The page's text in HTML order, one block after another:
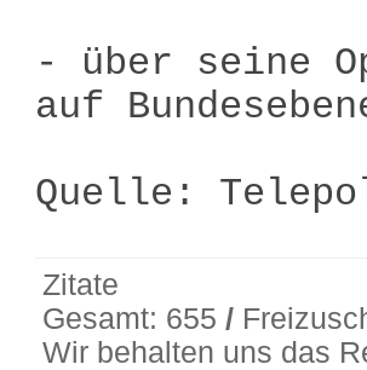
- über seine
auf
Quelle:
Zitate
Gesamt: 655/
Wir behalten uns das